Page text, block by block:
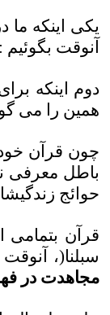
يكى اينكه
آنوقت
دوم اينكه
همين را مى
چون قرآن
باطل معرفى
حوائج
قرآن بتمامى
سبلنا)،
مجاهدت در